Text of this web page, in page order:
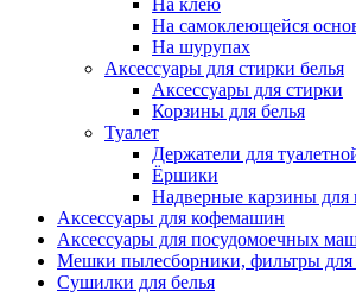
На клею
На самоклеющейся
На шурупах
Аксессуары для стирки белья
Аксессуары для стирки
Корзины для белья
Туалет
Держатели для
Ёршики
Надверные карзины для
Аксессуары для кофемашин
Аксессуары для посудомоечных
Мешки пылесборники, фильтры для
Сушилки для белья